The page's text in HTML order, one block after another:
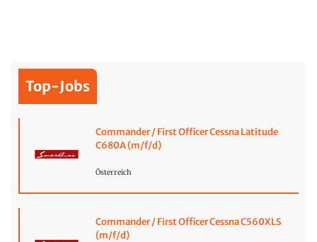
Top-Jobs
Commander / First Officer Cessna Latitude
C680A (m/f/d)
Österreich
Commander / First Officer Cessna C560XLS
(m/f/d)